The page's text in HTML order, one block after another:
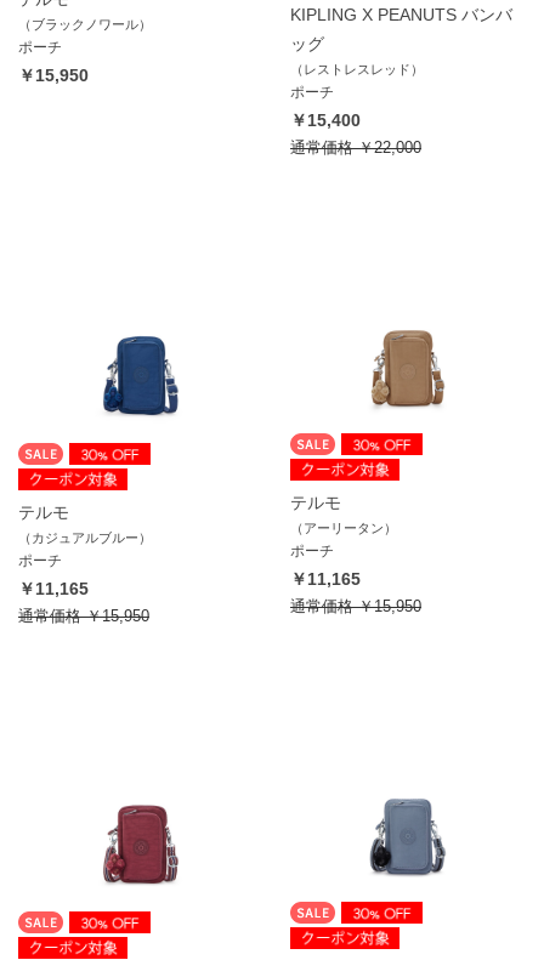
（ブラックノワール）
ポーチ
￥15,950
KIPLING X PEANUTS バンバ
ッグ
（レストレスレッド）
ポーチ
￥15,400
通常価格￥22,000
テルモ
（カジュアルブルー）
ポーチ
￥11,165
通常価格￥15,950
テルモ
（アーリータン）
ポーチ
￥11,165
通常価格￥15,950